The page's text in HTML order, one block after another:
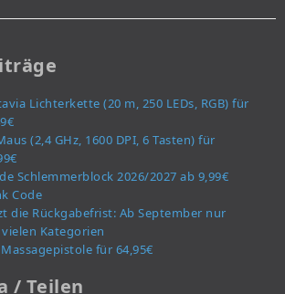
Lichterkette (20 m, 250 LEDs, RGB) für
(2,4 GHz, 1600 DPI, 6 Tasten) für
Schlemmerblock 2026/2027 ab 9,99€
Code
die Rückgabefrist: Ab September nur
Kategorien
für 64,95€
/ Teilen